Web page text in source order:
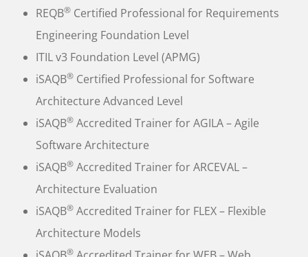
REQB® Certified Professional for Requirements
Engineering Foundation Level
ITIL v3 Foundation Level (APMG)
iSAQB® Certified Professional for Software
Architecture Advanced Level
iSAQB® Accredited Trainer for AGILA – Agile
Software Architecture
iSAQB® Accredited Trainer for ARCEVAL –
Architecture Evaluation
iSAQB® Accredited Trainer for FLEX – Flexible
Architecture Models
®